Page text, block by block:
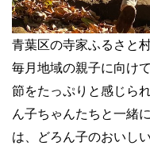
青葉区の寺家ふるさと
毎月地域の親子に向け
節をたっぷりと感じら
ん子ちゃんたちと一緒
は、どろん子のおいし